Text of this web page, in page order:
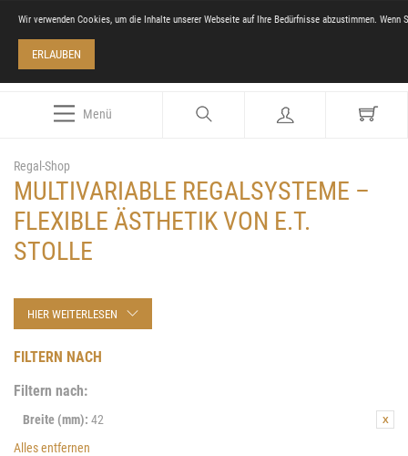
Menü
Regal-Shop
MULTIVARIABLE REGALSYSTEME –
FLEXIBLE ÄSTHETIK VON E.T.
STOLLE
HIER WEITERLESEN
FILTERN NACH
Filtern nach:
Breite (mm): 42
Alles entfernen
Wir verwenden Cookies, um die Inhalte unserer Webseite auf Ihre Bedürfnisse abzustimmen.
ERLAUBEN